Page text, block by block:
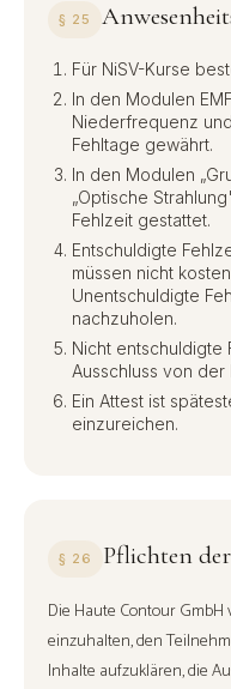
§ 25
Für NiSV-Kurse
In den Modulen
Niederfrequenz
Fehltage gewährt.
In den Modulen
„Optische
Fehlzeit gestattet.
Entschuldigte
müssen nicht
Unentschuldigte
nachzuholen.
Nicht entschuldigte
Ausschluss von
Ein Attest ist
einzureichen.
§ 26 Pflichten
Die Haute Contour
einzuhalten, den
Inhalte aufzuklären, die